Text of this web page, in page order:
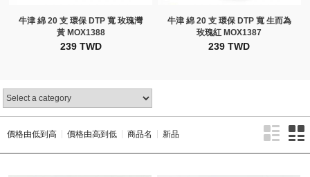
牛津 綿 20 支 環保 DTP 寬 玫瑰灣
黃 MOX1388
239 TWD
牛津 綿 20 支 環保 DTP 寬 生而為
玫瑰紅 MOX1387
239 TWD
價格由低到高 價格由高到低 商品名 新品